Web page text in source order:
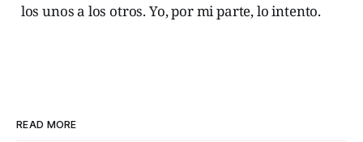
los unos a los otros. Yo, por mi parte, lo intento.
READ MORE